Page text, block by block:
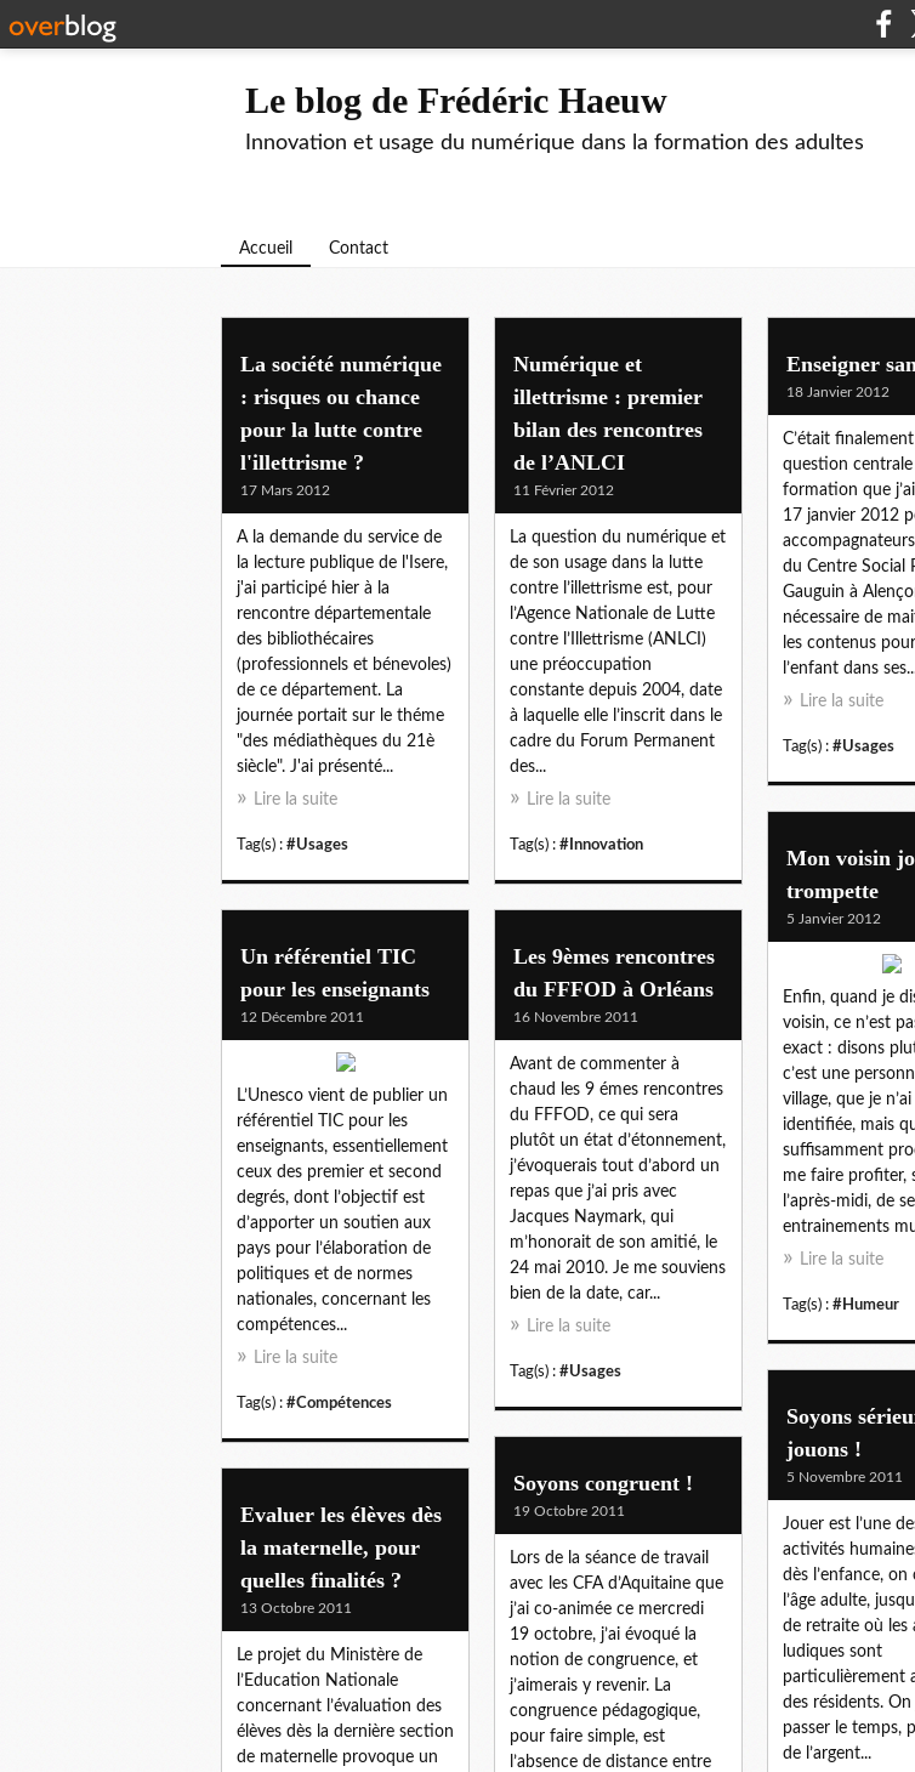
Le blog de Frédéric Haeuw
Innovation et usage du numérique dans la formation des adultes
Accueil Contact
La société numérique
: risques ou chance
pour la lutte contre
l'illettrisme ?
17 Mars 2012
A la demande du service de
la lecture publique de l'Isere,
j'ai participé hier à la
rencontre départementale
des bibliothécaires
(professionnels et bénevoles)
de ce département. La
journée portait sur le théme
"des médiathèques du 21è
siècle". J'ai présenté...
Lire la suite
Tag(s) : #Usages
Numérique et
illettrisme : premier
bilan des rencontres
de l’ANLCI
11 Février 2012
La question du numérique et
de son usage dans la lutte
contre l’illettrisme est, pour
l’Agence Nationale de Lutte
contre l’Illettrisme (ANLCI)
une préoccupation
constante depuis 2004, date
à laquelle elle l’inscrit dans le
cadre du Forum Permanent
des...
Lire la suite
Tag(s) : #Innovation
Enseigner
18 Janvier 2012
C’était
question centrale
formation que
17 janvier 2012
du Centre Social
Gauguin à
nécessaire de
les contenus
l’enfant dans
Lire la suite
Tag(s) : #Usages
Mon voisin
trompette
5 Janvier 2012
Enfin, quand je
voisin, ce n’est
exact : disons
c’est une
village, que je
identifiée, mais
suffisamment
me faire profiter,
l’après-midi, de
entrainements
Lire la suite
Tag(s) : #Humeur
Un référentiel TIC
pour les enseignants
12 Décembre 2011
L’Unesco vient de publier un
référentiel TIC pour les
enseignants, essentiellement
ceux des premier et second
degrés, dont l’objectif est
d’apporter un soutien aux
pays pour l’élaboration de
politiques et de normes
nationales, concernant les
compétences...
Lire la suite
Tag(s) : #Compétences
Les 9èmes rencontres
du FFFOD à Orléans
16 Novembre 2011
Avant de commenter à
chaud les 9 émes rencontres
du FFFOD, ce qui sera
plutôt un état d’étonnement,
j’évoquerais tout d’abord un
repas que j’ai pris avec
Jacques Naymark, qui
m’honorait de son amitié, le
24 mai 2010. Je me souviens
bien de la date, car...
Lire la suite
Tag(s) : #Usages
Soyons
jouons !
5 Novembre 2011
Jouer est l’une
activités
dès l’enfance,
l’âge adulte,
de retraite où les
ludiques sont
particulièrement
des résidents.
passer le temps,
de l’argent...
Soyons congruent !
19 Octobre 2011
Lors de la séance de travail
avec les CFA d’Aquitaine que
j’ai co-animée ce mercredi
19 octobre, j’ai évoqué la
notion de congruence, et
j’aimerais y revenir. La
congruence pédagogique,
pour faire simple, est
l’absence de distance entre
Evaluer les élèves dès
la maternelle, pour
quelles finalités ?
13 Octobre 2011
Le projet du Ministère de
l’Education Nationale
concernant l’évaluation des
élèves dès la dernière section
de maternelle provoque un